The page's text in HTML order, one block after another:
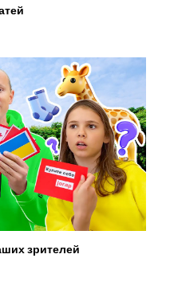
зрителей